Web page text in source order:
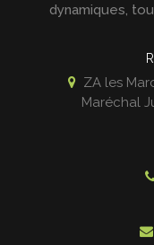
dynamiques,
ZA les
Maréchal